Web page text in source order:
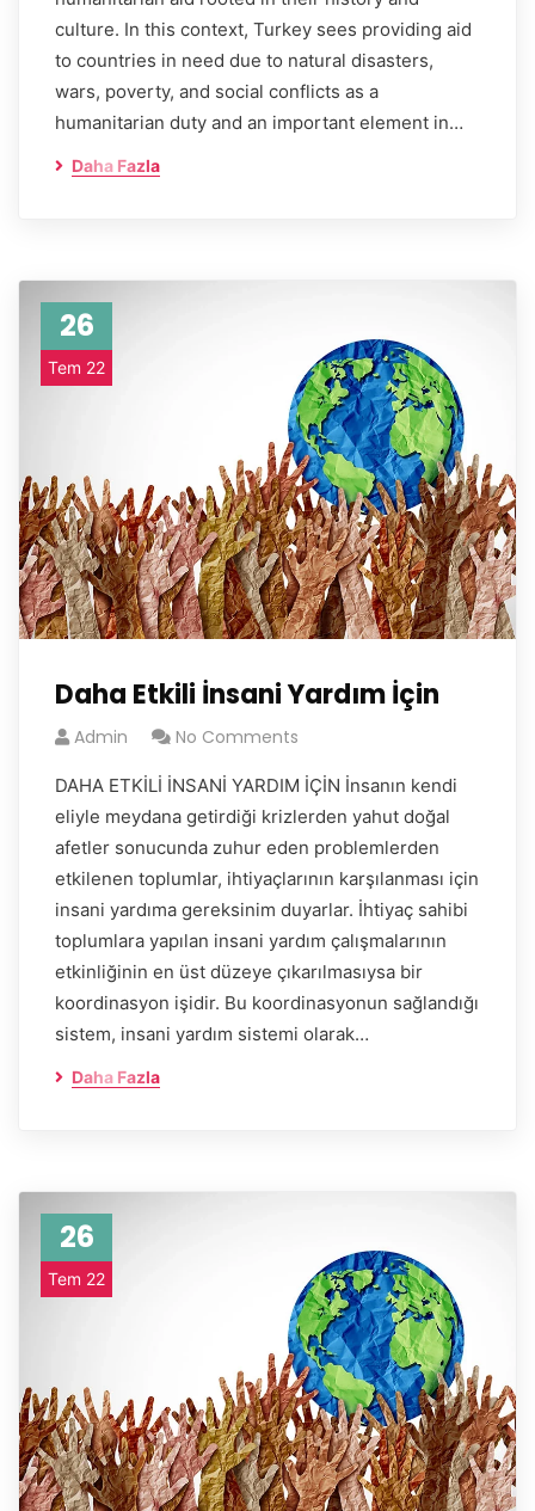
culture. In this context, Turkey sees providing aid
to countries in need due to natural disasters,
wars, poverty, and social conflicts as a
humanitarian duty and an important element in…
Daha Fazla
26
Tem 22
Daha Etkili İnsani Yardım İçin
Admin No Comments
DAHA ETKİLİ İNSANİ YARDIM İÇİN İnsanın kendi
eliyle meydana getirdiği krizlerden yahut doğal
afetler sonucunda zuhur eden problemlerden
etkilenen toplumlar, ihtiyaçlarının karşılanması için
insani yardıma gereksinim duyarlar. İhtiyaç sahibi
toplumlara yapılan insani yardım çalışmalarının
etkinliğinin en üst düzeye çıkarılmasıysa bir
koordinasyon işidir. Bu koordinasyonun sağlandığı
sistem, insani yardım sistemi olarak…
Daha Fazla
26
Tem 22